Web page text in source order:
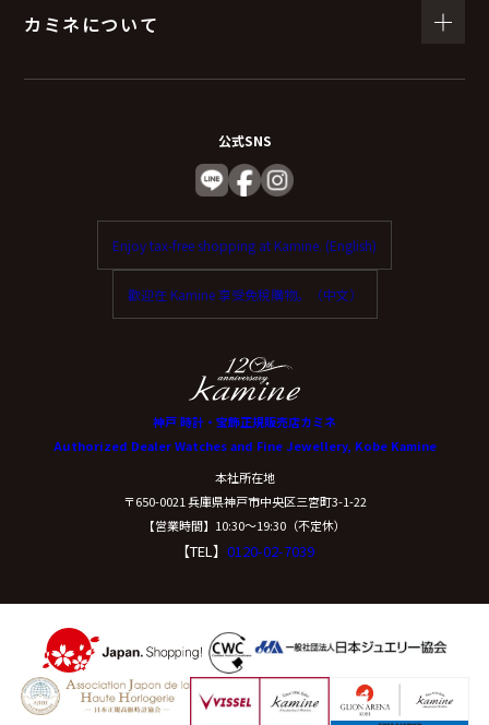
報の一部をご提供いただけない場合は、お問い合わせ内
（７）保有個人データの開示等および問い合わ
ご本人からの求めにより、当社が保有する保有個人デー
開示等に応ずる窓口は、下記「当社の個人情報の取扱い
に関する苦情、相談等の問合せ先」を参照してくださ
（８）本人が容易に認識できない方法による個
人情報の取得
おりません。
（９）個人情報の安全管理措置について
カミネについて
公式SNS
Enjoy tax-free shopping at Kamine. (English)
歡迎在 Kamine 享受免稅購物。（中文）
神戸 時計・宝飾正規販売店カミネ
Authorized Dealer Watches and Fine Jewellery, Kobe Kamine
本社所在地
〒650-0021 兵庫県神戸市中央区三宮町3-1-22
【営業時間】10:30〜19:30（不定休）
【TEL】 0120-02-7039